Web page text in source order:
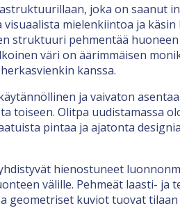
joka on saanut
mielenkiintoa ja käsin
struktuuri pehmentää
väri on äärimmäisen
kanssa.
ja vaivaton
toiseen. Olitpa uudistamassa
pintaa ja ajatonta
hienostuneet
välille. Pehmeät laasti- ja
geometriset kuviot tuovat